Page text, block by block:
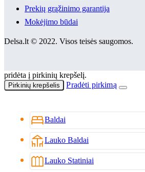
Prekių grąžinimo garantija
Mokėjimo būdai
Delsa.lt © 2022. Visos teisės saugomos.
pridėta į pirkinių krepšelį.
Pirkinių krepšelis Pradėti pirkimą
bedBaldai
deckLauko Baldai
outdoor_gardenLauko Statiniai